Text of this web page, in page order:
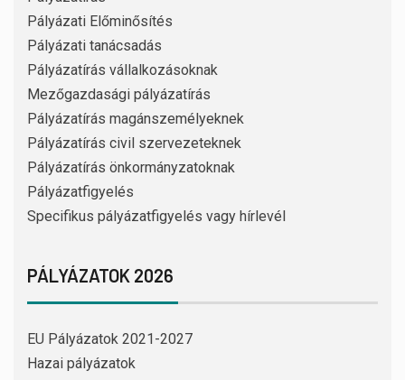
Pályázati Előminősítés
Pályázati tanácsadás
Pályázatírás vállalkozásoknak
Mezőgazdasági pályázatírás
Pályázatírás magánszemélyeknek
Pályázatírás civil szervezeteknek
Pályázatírás önkormányzatoknak
Pályázatfigyelés
Specifikus pályázatfigyelés vagy hírlevél
PÁLYÁZATOK 2026
EU Pályázatok 2021-2027
Hazai pályázatok